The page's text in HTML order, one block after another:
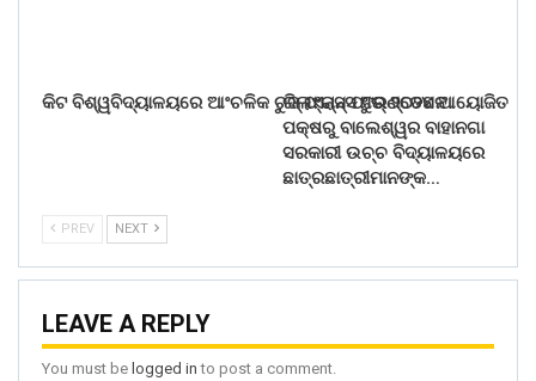
କିଟ ବିଶ୍ୱବିଦ୍ୟାଳୟରେ ଆଂଚଳିକ ଚୁଜ୍ ଫ୍ରାନ୍ସ ଟୁର୍ ୨୦୨୪ ଆୟୋଜିତ
ରିଲାଏନ୍ସ ଫାଉଣ୍ଡେସନ
ପକ୍ଷରୁ ବାଲେଶ୍ୱର ବାହାନଗା
ସରକାରୀ ଉଚ୍ଚ ବିଦ୍ୟାଳୟରେ
ଛାତ୍ରଛାତ୍ରୀମାନଙ୍କ…
PREV NEXT
LEAVE A REPLY
You must be logged in to post a comment.